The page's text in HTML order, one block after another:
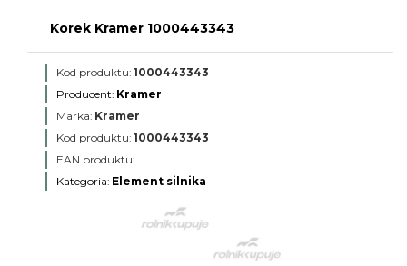
Korek Kramer 1000443343
Kod produktu: 1000443343
Producent: Kramer
Marka: Kramer
Kod produktu: 1000443343
EAN produktu:
Kategoria: Element silnika